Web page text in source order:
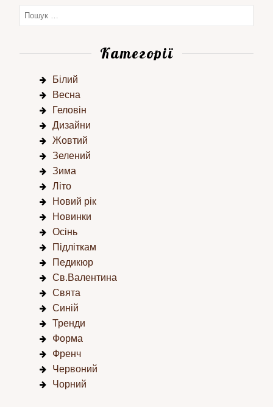
Категорії
Білий
Весна
Геловін
Дизайни
Жовтий
Зелений
Зима
Літо
Новий рік
Новинки
Осінь
Підліткам
Педикюр
Св.Валентина
Свята
Синій
Тренди
Форма
Френч
Червоний
Чорний